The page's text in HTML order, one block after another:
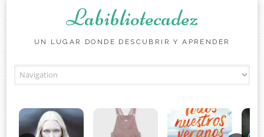
Labibliotecadez
UN LUGAR DONDE DESCUBRIR Y APRENDER